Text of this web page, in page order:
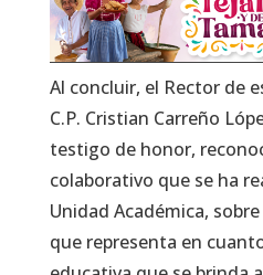
Al concluir, el Rector de
C.P. Cristian Carreño
testigo de honor,
colaborativo que se ha
Unidad Académica,
que representa en